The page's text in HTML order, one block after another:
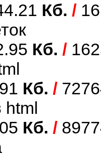
Кб. /
Кб. /
Кб. /
html
Кб. /